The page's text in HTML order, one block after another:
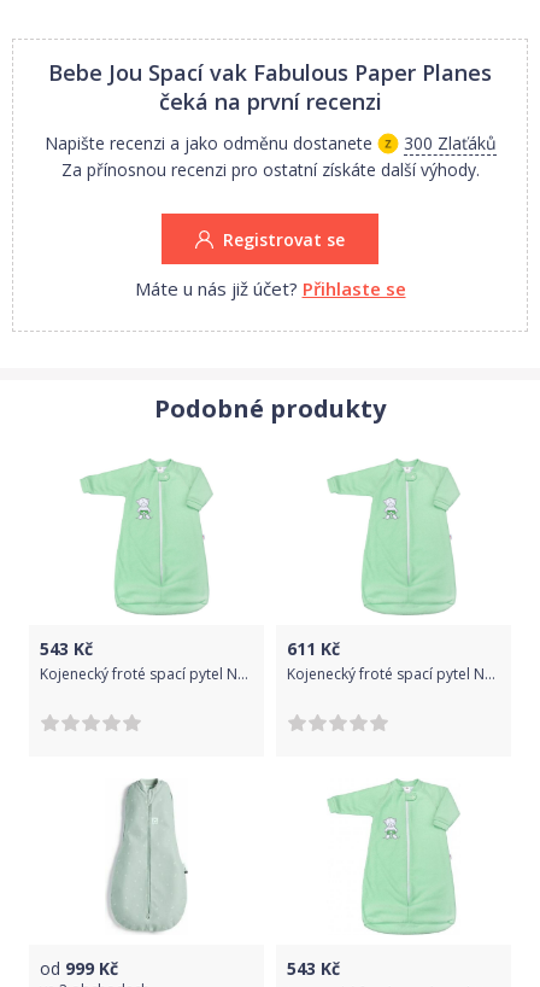
- TOG 0,7
- schválení Öeko Tex 100
- od cca 6 měsíců
Letní spací pytel má hodnotu výhřevnosti TOG 0,7.
Praní na 40 st.C, možné sušit v sušičce na nízkou teplotu
Rozměr balení 90x46x1cm, hmotnost 0,270kg
Bebe Jou Spací vak Fabulous Paper Planes
čeká na první recenzi
Napište recenzi a jako odměnu dostanete
300 Zlaťáků
Za přínosnou recenzi pro ostatní získáte další výhody.
Registrovat se
Máte u nás již účet? Přihlaste se
Podobné produkty
543 Kč
Kojenecký froté spací pytel New Baby medvídek mátový - Kojenecký froté spací pytel New Baby medvídek mátový
611 Kč
Kojenecký froté spací pytel New Baby medvídek mátový - Kojenecký froté spací pytel New Baby medvídek mátový
od 999 Kč 543 Kč